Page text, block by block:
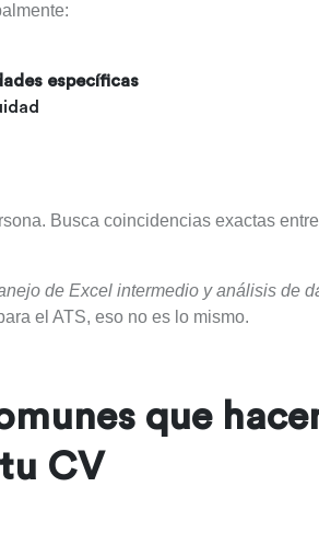
específicas
Busca coincidencias exactas
de Excel intermedio y análisis de
el ATS, eso no es lo mismo.
que
CV